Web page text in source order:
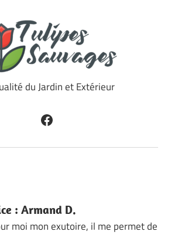
du Jardin et Extérieur
Facebook
: Armand D.
moi mon exutoire, il me permet de